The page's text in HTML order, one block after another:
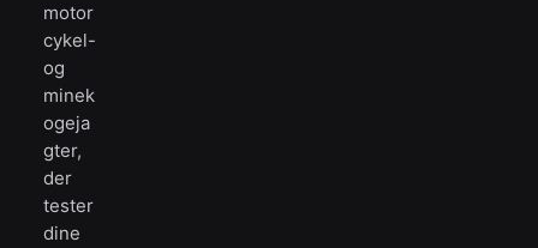
motor
cykel-
og
minek
ogeja
gter,
der
tester
dine